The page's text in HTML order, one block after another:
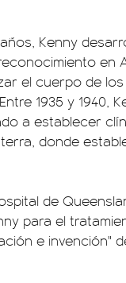
Kenny
en
el cuerpo de
1935 y 1940,
a establecer
donde
de
para el
e invención"